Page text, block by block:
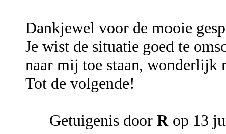
Dankjewel voor de mooie
Je wist de situatie goed te
naar mij toe staan, wonderlijk
Tot de volgende!
Getuigenis door Rop 13